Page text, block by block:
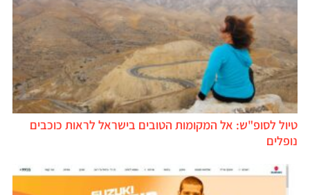
טיול לסופ"ש: אל המקומות הטובים בישראל לראות כוכבים
נופלים